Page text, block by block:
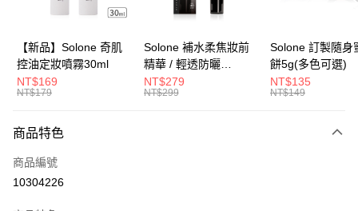
悠遊付
Google Pay
全盈+PAY
大哥付你分期
【大哥付你分期使用說明】
1.本服務由台灣大哥大提供，台灣大哥大用戶可立即使用無須另外申請。
流程，驗證手機門號後，選擇欲分期的期數、繳款截止日，確認付款後即完
AFTEE先享後付
【新品】Solone 奇肌
控油定妝噴霧30ml
NT$169
NT$179
Solone 補水柔焦妝前
精華 / 輕透防曬
SPF40★★★★(30ml)
NT$279
NT$299
Solone 訂製隨身
餅5g(多色可選)
NT$135
NT$149
商品特色
商品編號
10304226